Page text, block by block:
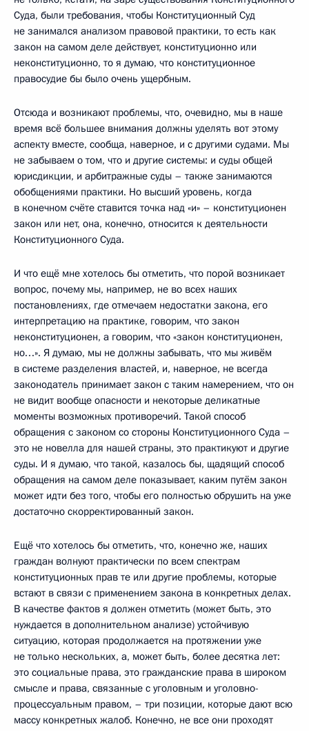
Суда, были требования, чтобы Конституционный Суд
не занимался анализом правовой практики, то есть как
закон на самом деле действует, конституционно или
неконституционно, то я думаю, что конституционное
правосудие бы было очень ущербным.
Отсюда и возникают проблемы, что, очевидно, мы в наше
время всё большее внимания должны уделять вот этому
аспекту вместе, сообща, наверное, и с другими судами. Мы
не забываем о том, что и другие системы: и суды общей
юрисдикции, и арбитражные суды – также занимаются
обобщениями практики. Но высший уровень, когда
в конечном счёте ставится точка над «и» – конституционен
закон или нет, она, конечно, относится к деятельности
Конституционного Суда.
И что ещё мне хотелось бы отметить, что порой возникает
вопрос, почему мы, например, не во всех наших
постановлениях, где отмечаем недостатки закона, его
интерпретацию на практике, говорим, что закон
неконституционен, а говорим, что «закон конституционен,
но…». Я думаю, мы не должны забывать, что мы живём
в системе разделения властей, и, наверное, не всегда
законодатель принимает закон с таким намерением, что он
не видит вообще опасности и некоторые деликатные
моменты возможных противоречий. Такой способ
обращения с законом со стороны Конституционного Суда –
это не новелла для нашей страны, это практикуют и другие
суды. И я думаю, что такой, казалось бы, щадящий способ
обращения на самом деле показывает, каким путём закон
может идти без того, чтобы его полностью обрушить на уже
достаточно скорректированный закон.
Ещё что хотелось бы отметить, что, конечно же, наших
граждан волнуют практически по всем спектрам
конституционных прав те или другие проблемы, которые
встают в связи с применением закона в конкретных делах.
В качестве фактов я должен отметить (может быть, это
нуждается в дополнительном анализе) устойчивую
ситуацию, которая продолжается на протяжении уже
не только нескольких, а, может быть, более десятка лет:
это социальные права, это гражданские права в широком
смысле и права, связанные с уголовным и уголовно-
процессуальным правом, – три позиции, которые дают всю
массу конкретных жалоб. Конечно, не все они проходят